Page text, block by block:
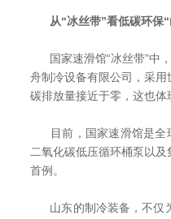
从“冰丝带”看低碳环保“
国家速滑馆“冰丝带”中，
舟制冷设备有限公司，采
碳排放量接近于零，这也体
目前，国家速滑馆是全
二氧化碳低压循环桶泵以
首例。
山东的制冷装备，不仅